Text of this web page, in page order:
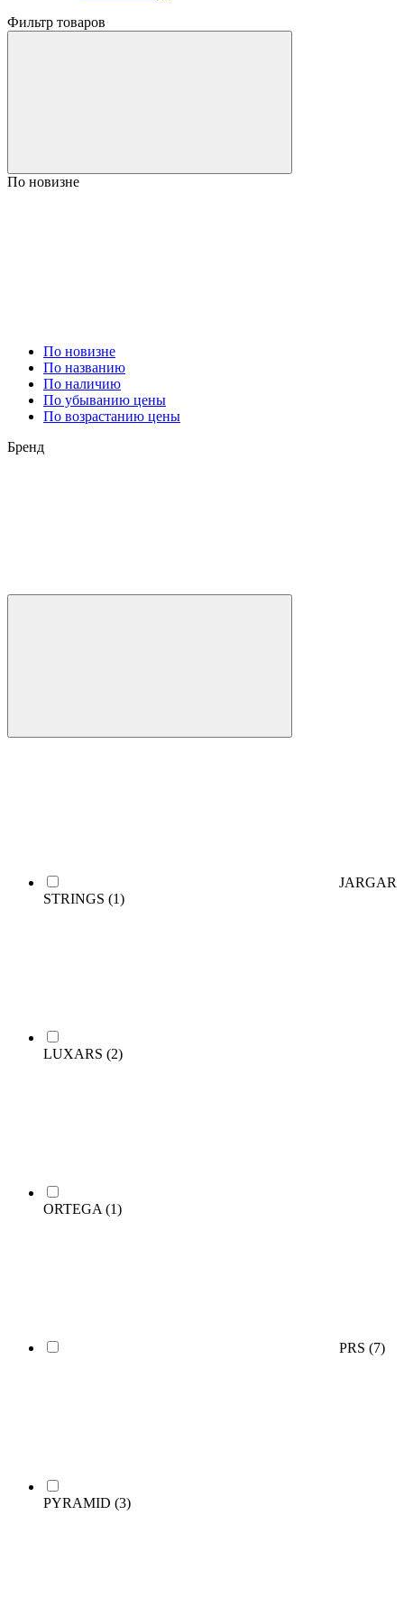
Фильтр товаров
По новизне
По новизне
По названию
По наличию
По убыванию цены
По возрастанию цены
Бренд
JARGAR
STRINGS (1)
LUXARS (2)
ORTEGA (1)
PRS (7)
PYRAMID (3)